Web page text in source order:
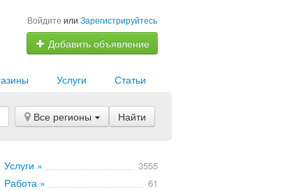
Войдите или Зарегистрируйтесь
Добавить объявление
Статьи
Услуги
Все регионы Найти
Услуги » 3555
Работа » 61